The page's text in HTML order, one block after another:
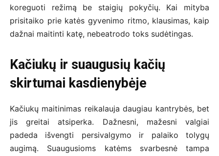
koreguoti režimą be staigių pokyčių. Kai mityba
prisitaiko prie katės gyvenimo ritmo, klausimas, kaip
dažnai maitinti katę, nebeatrodo toks sudėtingas.
Kačiukų ir suaugusių kačių
skirtumai kasdienybėje
Kačiukų maitinimas reikalauja daugiau kantrybės, bet
jis greitai atsiperka. Dažnesni, mažesni valgiai
padeda išvengti persivalgymo ir palaiko tolygų
augimą. Suaugusioms katėms svarbesnė tampa